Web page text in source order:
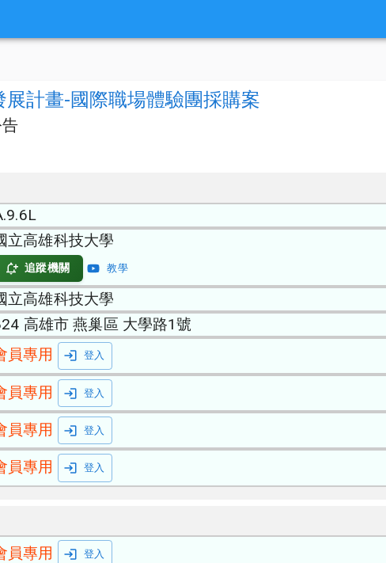
計畫-國際職場體驗團採購案
立高雄科技大學
追蹤機關 教學
立高雄科技大學
高雄市 燕巢區 大學路1號
員專用 登入
員專用 登入
員專用 登入
員專用 登入
員專用 登入